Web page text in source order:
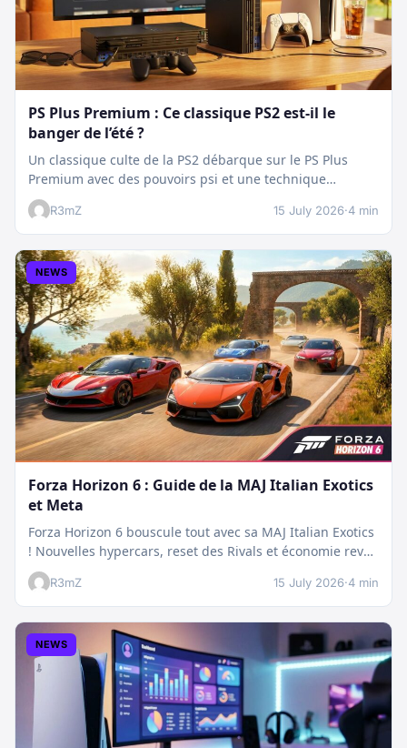
PS Plus Premium : Ce classique PS2 est-il le
banger de l’été ?
Un classique culte de la PS2 débarque sur le PS Plus
Premium avec des pouvoirs psi et une technique
boostée.…
R3mZ 15 July 2026·4 min
NEWS
Forza Horizon 6 : Guide de la MAJ Italian Exotics
et Meta
Forza Horizon 6 bouscule tout avec sa MAJ Italian Exotics
! Nouvelles hypercars, reset des Rivals et économie revue
:…
R3mZ 15 July 2026·4 min
NEWS